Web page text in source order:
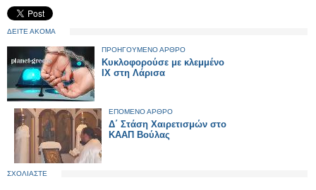
ΔΕΙΤΕ ΑΚΟΜΑ
ΠΡΟΗΓΟΥΜΕΝΟ ΑΡΘΡΟ
Κυκλοφορούσε με κλεμμένο
ΙΧ στη Λάρισα
ΕΠΟΜΕΝΟ ΑΡΘΡΟ
Δ΄ Στάση Χαιρετισμών στο
ΚΑΑΠ Βούλας
ΣΧΟΛΙΑΣΤΕ